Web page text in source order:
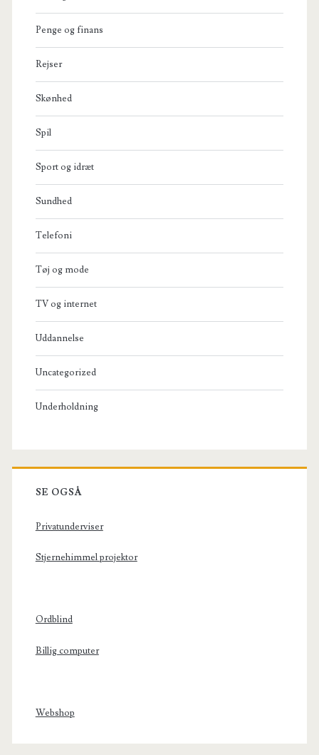
Penge og finans
Rejser
Skønhed
Spil
Sport og idræt
Sundhed
Telefoni
Tøj og mode
TV og internet
Uddannelse
Uncategorized
Underholdning
SE OGSÅ
Privatunderviser
Stjernehimmel projektor
Ordblind
Billig computer
Webshop